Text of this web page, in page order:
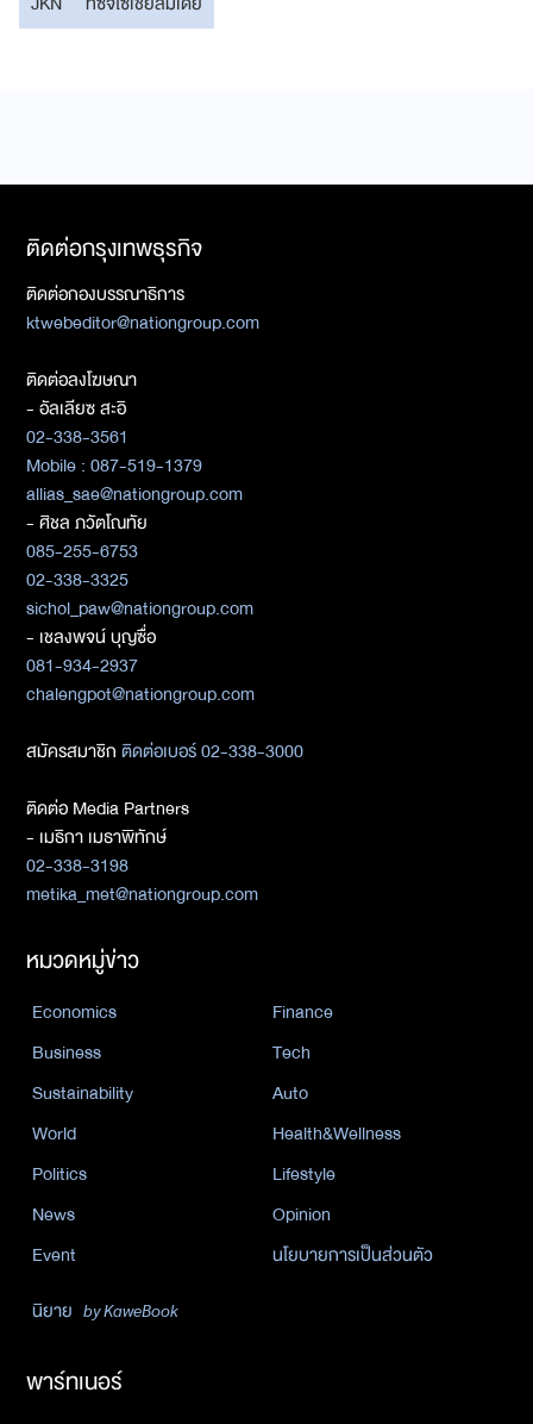
ติดต่อกรุงเทพธุรกิจ
ติดต่อกองบรรณาธิการ
ktwebeditor@nationgroup.com
ติดต่อลงโฆษณา
- อัลเลียซ สะอิ
02-338-3561
Mobile : 087-519-1379
allias_sae@nationgroup.com
- ศิชล ภวัตโณทัย
085-255-6753
02-338-3325
sichol_paw@nationgroup.com
- เชลงพจน์ บุญซื่อ
081-934-2937
chalengpot@nationgroup.com
สมัครสมาชิกติดต่อเบอร์ 02-338-3000
ติดต่อ Media Partners
- เมธิกา เมธาพิทักษ์
02-338-3198
metika_met@nationgroup.com
หมวดหมู่ข่าว
Economics
Finance
Business
Tech
Sustainability
Auto
World
Health&Wellness
Politics
Lifestyle
News
Opinion
Event
นโยบายการเป็นส่วนตัว
นิยาย by KaweBook
พาร์ทเนอร์